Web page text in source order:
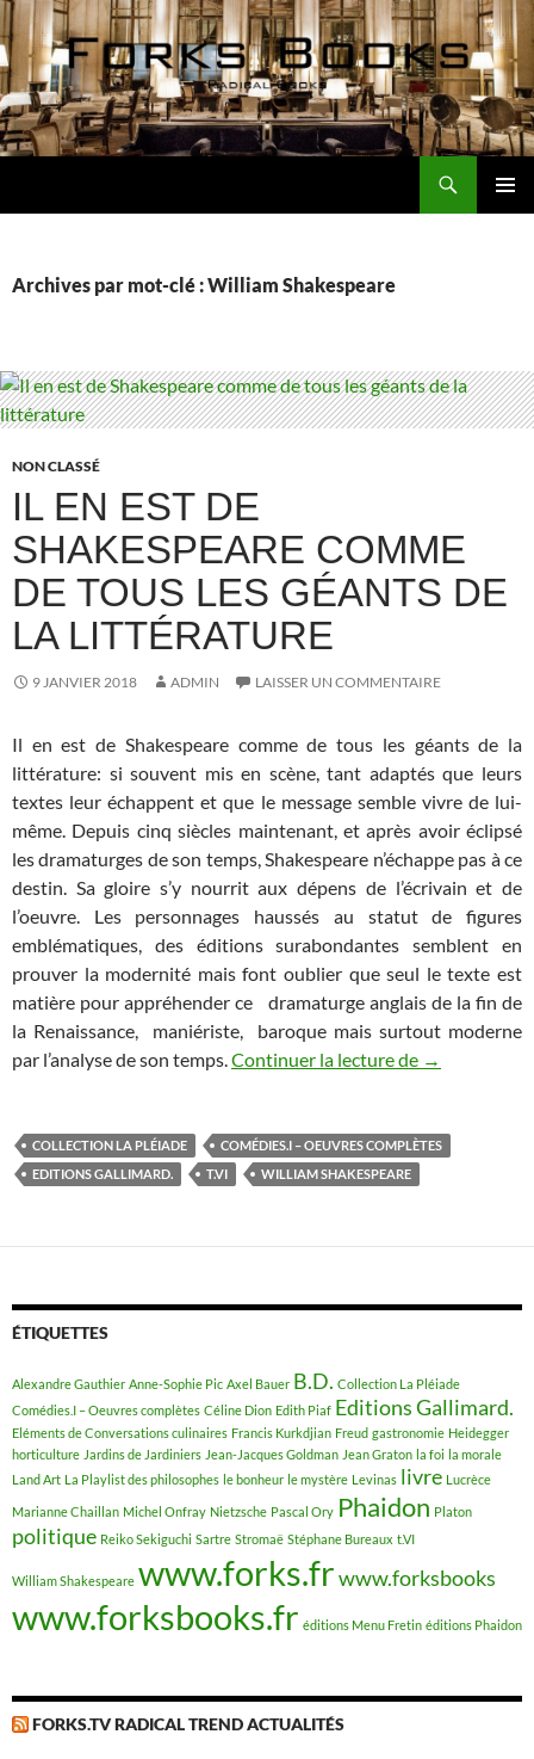
Aller
au
contenu
Archives par mot-clé : William Shakespeare
NON CLASSÉ
IL EN EST DE
SHAKESPEARE COMME
DE TOUS LES GÉANTS DE
LA LITTÉRATURE
9 JANVIER 2018 ADMIN LAISSER UN COMMENTAIRE
Il en est de Shakespeare comme de tous les géants de la
littérature: si souvent mis en scène, tant adaptés que leurs
textes leur échappent et que le message semble vivre de lui-
même. Depuis cinq siècles maintenant, et après avoir éclipsé
les dramaturges de son temps, Shakespeare n’échappe pas à ce
destin. Sa gloire s’y nourrit aux dépens de l’écrivain et de
l’oeuvre. Les personnages haussés au statut de figures
emblématiques, des éditions surabondantes semblent en
prouver la modernité mais font oublier que seul le texte est
matière pour appréhender ce dramaturge anglais de la fin de
la Renaissance, maniériste, baroque mais surtout moderne
par l’analyse de son temps.Continuer la lecture de Il en est de
→
COLLECTION LA PLÉIADE
COMÉDIES.I – OEUVRES COMPLÈTES
EDITIONS GALLIMARD.
T.VI WILLIAM SHAKESPEARE
ÉTIQUETTES
Alexandre Gauthier Anne-Sophie Pic Axel Bauer B.D. Collection La Pléiade
Comédies.I – Oeuvres complètes Céline Dion Edith Piaf Editions Gallimard.
Eléments de Conversations culinaires Francis Kurkdjian Freud gastronomie Heidegger
horticulture Jardins de Jardiniers Jean-Jacques Goldman Jean Graton la foi la morale
Land Art La Playlist des philosophes le bonheur le mystère Levinas livre Lucrèce
Marianne Chaillan Michel Onfray Nietzsche Pascal Ory Phaidon Platon
politique Reiko Sekiguchi Sartre Stromaë Stéphane Bureaux t.VI
William Shakespeare www.forks.frwww.forksbooks
www.forksbooks.fr éditions Menu Fretin éditions Phaidon
FORKS.TV RADICAL TREND ACTUALITÉS